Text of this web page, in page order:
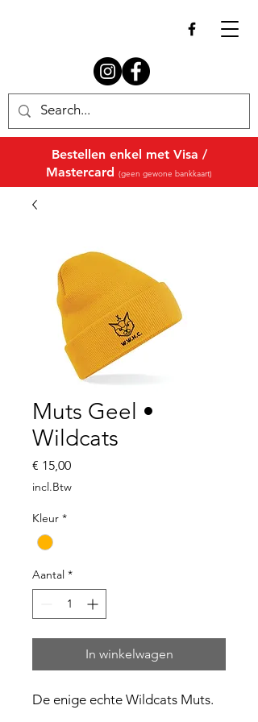
Bestellen enkel met Visa /
Mastercard (geen gewone bankkaart)
Muts Geel •
Wildcats
€ 15,00Prijs
incl.Btw
Kleur *
Aantal *
In winkelwagen
De enige echte Wildcats Muts.